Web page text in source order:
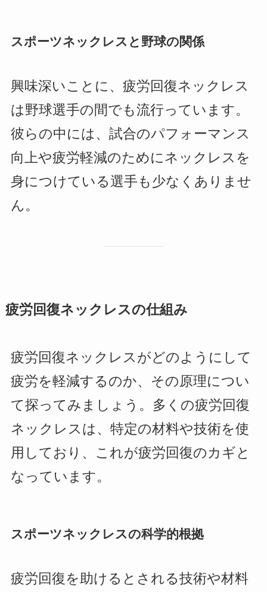
スポーツネックレスと野球の関係
興味深いことに、疲労回復ネックレス
は野球選手の間でも流行っています。
彼らの中には、試合のパフォーマンス
向上や疲労軽減のためにネックレスを
身につけている選手も少なくありませ
ん。
疲労回復ネックレスの仕組み
疲労回復ネックレスがどのようにして
疲労を軽減するのか、その原理につい
て探ってみましょう。多くの疲労回復
ネックレスは、特定の材料や技術を使
用しており、これが疲労回復のカギと
なっています。
スポーツネックレスの科学的根拠
疲労回復を助けるとされる技術や材料